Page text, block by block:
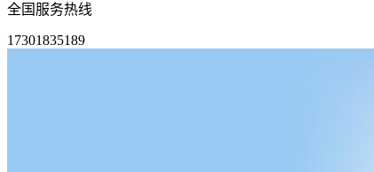
全国服务热线
17301835189